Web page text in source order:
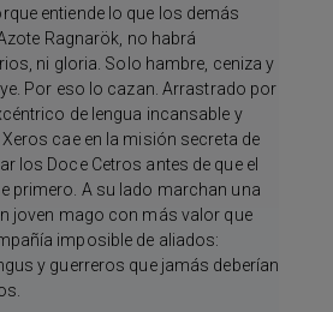
entiende lo que los demás
Ragnarök, no habrá
ni gloria. Solo hambre, ceniza y
Por eso lo cazan. Arrastrado por
de lengua incansable y
cae en la misión secreta de
los Doce Cetros antes de que el
primero. A su lado marchan una
joven mago con más valor que
imposible de aliados:
y guerreros que jamás deberían